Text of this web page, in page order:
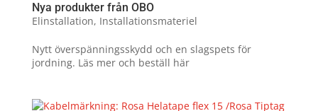
Nya produkter från OBO
Elinstallation, Installationsmateriel
Nytt överspänningsskydd och en slagspets för
jordning. Läs mer och beställ här